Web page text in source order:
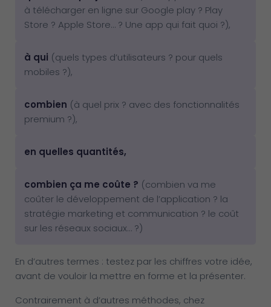
à télécharger en ligne sur Google play ? Play
Store ? Apple Store… ? Une app qui fait quoi ?),
à qui (quels types d’utilisateurs ? pour quels
mobiles ?),
combien (à quel prix ? avec des fonctionnalités
premium ?),
en quelles quantités,
combien ça me coûte ? (combien va me
coûter le développement de l’application ? la
stratégie marketing et communication ? le coût
sur les réseaux sociaux… ?)
En d’autres termes : testez par les chiffres votre idée,
avant de vouloir la mettre en forme et la présenter.
Contrairement à d’autres méthodes, chez